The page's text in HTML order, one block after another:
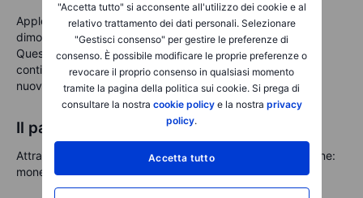
"Accetta tutto" si acconsente all'utilizzo dei cookie e al
relativo trattamento dei dati personali. Selezionare
"Gestisci consenso" per gestire le preferenze di
consenso. È possibile modificare le proprie preferenze o
revocare il proprio consenso in qualsiasi momento
tramite la pagina della politica sui cookie. Si prega di
consultare la nostra cookie policye la nostra privacy
policy.
Accetta tutto
Apple non ha bisogno di reinventarsi ogni anno, ma deve
dimostrare che il suo ecosistema rimane indispensabile.
Questo trimestre metterà alla prova se l'azienda può
continuare a garantire crescita senza fare affidamento su
nuove linee di prodotto.
Il paradosso delle spese capitali dell'IA
Attraverso tutti e cinque i giganti persiste la stessa tensione:
monetizzazione dell'IA rispetto a investimento nell'IA.